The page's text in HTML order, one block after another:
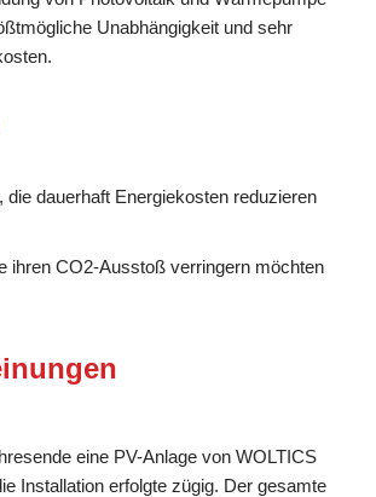
Unabhängigkeit und sehr
die dauerhaft Energiekosten reduzieren
ihren CO2-Ausstoß verringern möchten
eine PV-Anlage von WOLTICS
Installation erfolgte zügig. Der gesamte